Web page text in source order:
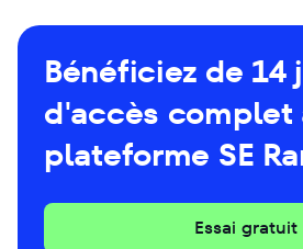
Bénéficiez de 14
d'accès complet
plateforme SE
Essai gratuit